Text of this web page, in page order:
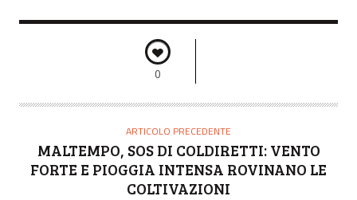
0
ARTICOLO PRECEDENTE
MALTEMPO, SOS DI COLDIRETTI: VENTO
FORTE E PIOGGIA INTENSA ROVINANO LE
COLTIVAZIONI